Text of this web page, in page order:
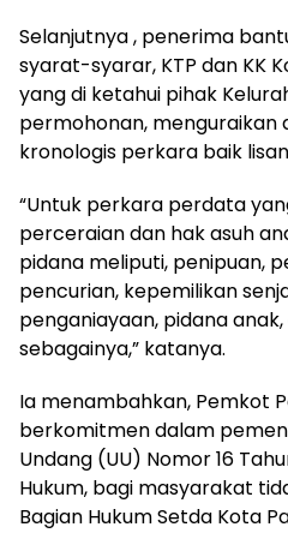
Selanjutnya , penerima
syarat-syarar, KTP dan KK
yang di ketahui pihak
permohonan, menguraikan
kronologis perkara baik
“Untuk perkara perdata
perceraian dan hak asuh
pidana meliputi, penipuan,
pencurian, kepemilikan
penganiayaan, pidana anak,
sebagainya,” katanya.
Ia menambahkan, Pemkot
berkomitmen dalam
Undang (UU) Nomor 16
Hukum, bagi masyarakat
Bagian Hukum Setda Kota